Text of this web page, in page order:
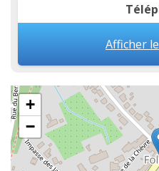
Afficher
+
−